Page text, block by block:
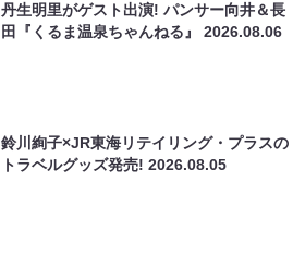
丹生明里がゲスト出演! パンサー向井＆長
田『くるま温泉ちゃんねる』2026.08.06
鈴川絢子×JR東海リテイリング・プラスの
トラベルグッズ発売!2026.08.05